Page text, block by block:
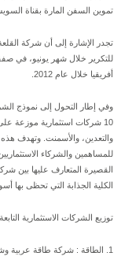
تموين السفن المارة بقناة
تجدر الإشارة إلى أن شركة
أفريقيا خلال عام 2012.
وفي إطار التحول إلى نموذج
والتعدين، والأسمنت. وتهدف
للمساهمين والشركاء
القصيرة المتعارف عليها بين
الكلية الجذابة التي تحظى بها
توزيع الشركات الاستثمارية
1. الطاقة : شركة طاقة